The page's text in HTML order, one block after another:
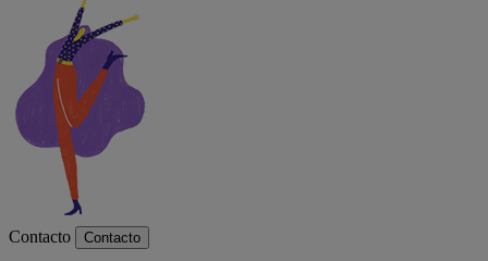
Contacto Contacto